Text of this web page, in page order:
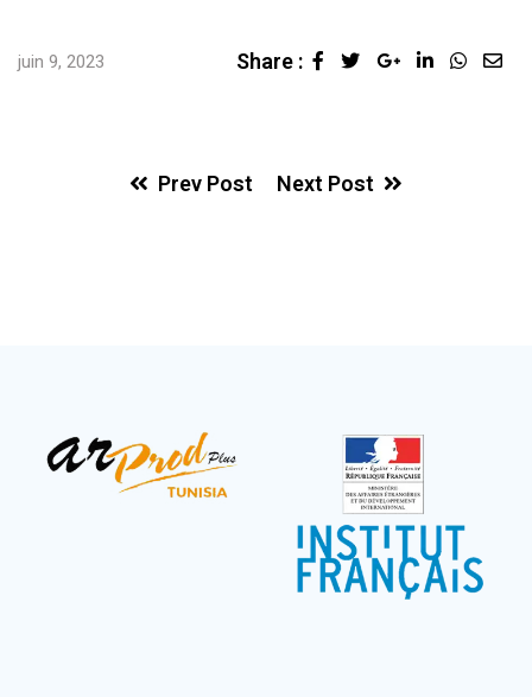
juin 9, 2023 Share : Google+LinkedIn
Prev Post Next Post